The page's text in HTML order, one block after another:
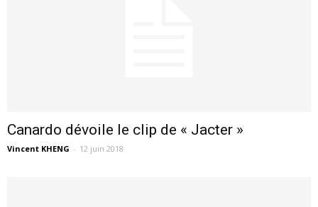
Canardo dévoile le clip de « Jacter »
Vincent KHENG - 12 juin 2018